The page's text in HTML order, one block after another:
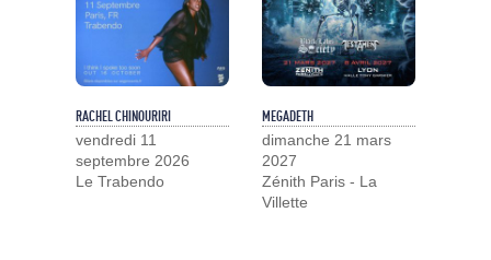
RACHEL CHINOURIRI
vendredi 11
septembre 2026
Le Trabendo
MEGADETH
dimanche 21 mars
2027
Zénith Paris - La
Villette